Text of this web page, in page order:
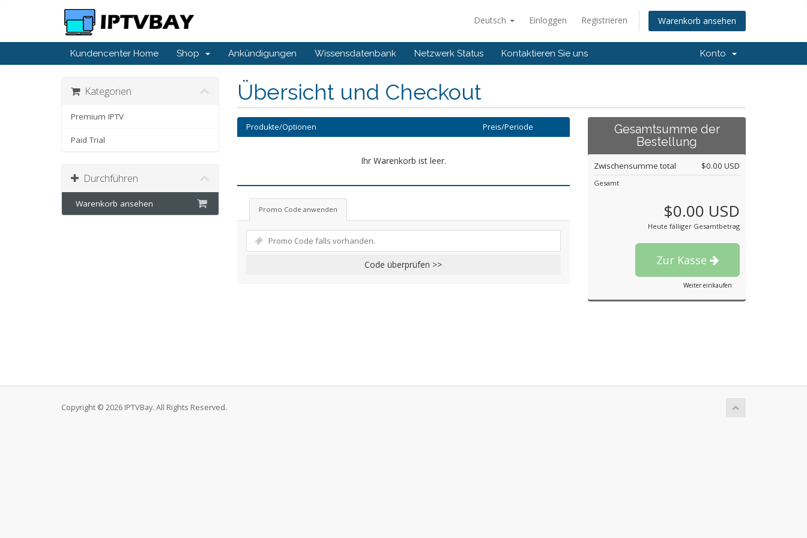
Deutsch Einloggen Registrieren Warenkorb ansehen
Kundencenter Home Shop Ankündigungen Wissensdatenbank Netzwerk Status Kontaktieren Sie uns Konto
Übersicht und Checkout
Kategorien
Premium IPTV
Paid Trial
Durchführen
Warenkorb ansehen
Produkte/Optionen Preis/Periode
Ihr Warenkorb ist leer.
Promo Code anwenden
Code überprüfen >>
Gesamtsumme der
Bestellung
Zwischensumme total $0.00 USD
Gesamt
$0.00 USD
Heute fälliger Gesamtbetrag
Zur Kasse
Weiter einkaufen
Copyright © 2026 IPTVBay. All Rights Reserved.